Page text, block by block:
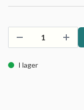
I lager